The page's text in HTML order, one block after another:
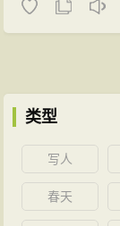
类型
写人
春天